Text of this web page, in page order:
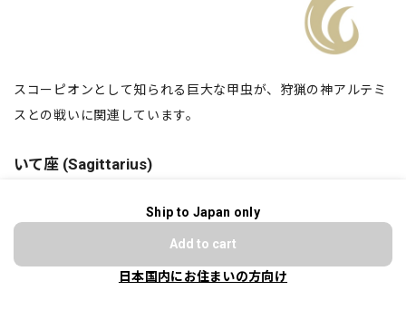
スコーピオンとして知られる巨大な甲虫が、狩猟の神アルテミ
スとの戦いに関連しています。
いて座 (Sagittarius)
Ship to Japan only
Add to cart
日本国内にお住まいの方向け
ショップに質問する